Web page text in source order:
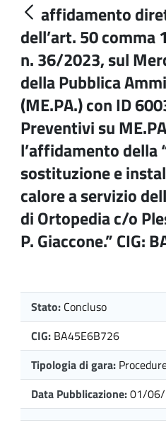
affidamento
dell’art. 50 comma
n. 36/2023, sul
della Pubblica
(ME.PA.) con ID
Preventivi su
l’affidamento della
sostituzione e
calore a servizio
di Ortopedia c/o
P. Giaccone.” CIG:
Stato: Concluso
CIG: BA45E6B726
Tipologia di gara:
Data Pubblicazione:01/